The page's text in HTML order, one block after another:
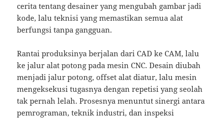
cerita tentang desainer yang mengubah gambar jadi
kode, lalu teknisi yang memastikan semua alat
berfungsi tanpa gangguan.
Rantai produksinya berjalan dari CAD ke CAM, lalu
ke jalur alat potong pada mesin CNC. Desain diubah
menjadi jalur potong, offset alat diatur, lalu mesin
mengeksekusi tugasnya dengan repetisi yang seolah
tak pernah lelah. Prosesnya menuntut sinergi antara
pemrograman, teknik industri, dan inspeksi